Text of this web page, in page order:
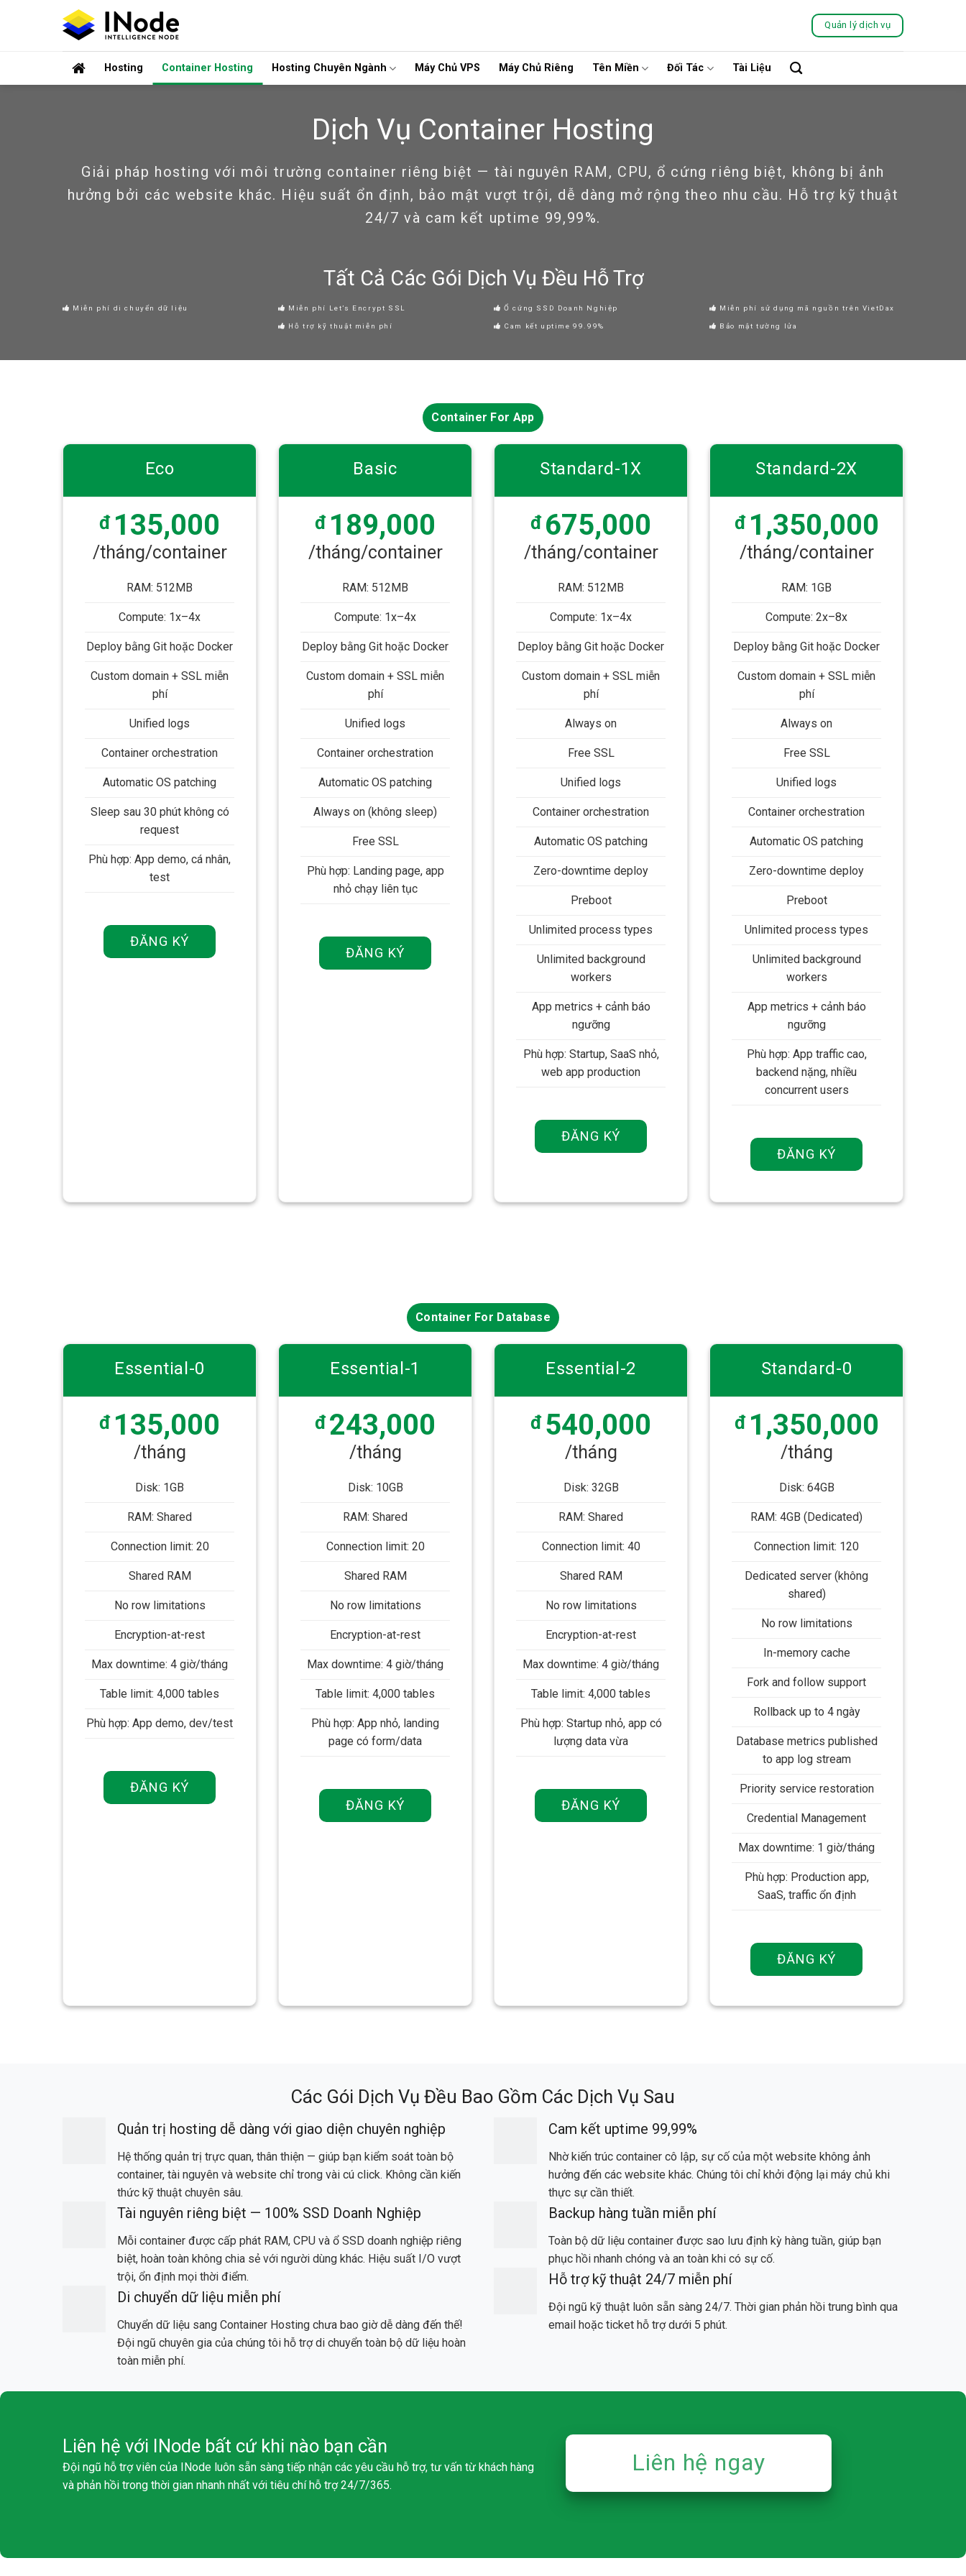
Quản lý dịch vụ
Hosting Container Hosting Hosting Chuyên Ngành Máy Chủ VPS Máy Chủ Riêng Tên Miền Đối Tác Tài Liệu
Dịch Vụ Container Hosting
Giải pháp hosting với môi trường container riêng biệt — tài nguyên RAM, CPU, ổ cứng riêng biệt, không bị ảnh
hưởng bởi các website khác. Hiệu suất ổn định, bảo mật vượt trội, dễ dàng mở rộng theo nhu cầu. Hỗ trợ kỹ thuật
24/7 và cam kết uptime 99,99%.
Tất Cả Các Gói Dịch Vụ Đều Hỗ Trợ
Miễn phí di chuyển dữ liệu Miễn phí Let’s Encrypt SSL
Hỗ trợ kỹ thuật miễn phí
Ổ cứng SSD Doanh Nghiệp
Cam kết uptime 99.99%
Miễn phí sử dụng mã nguồn trên VietDax
Bảo mật tường lửa
Container For App
Eco
đ 135,000
/tháng/container
RAM: 512MB
Compute: 1x–4x
Deploy bằng Git hoặc Docker
Custom domain + SSL miễn
phí
Unified logs
Container orchestration
Automatic OS patching
Sleep sau 30 phút không có
request
Phù hợp: App demo, cá nhân,
test
ĐĂNG KÝ
Basic
đ 189,000
/tháng/container
RAM: 512MB
Compute: 1x–4x
Deploy bằng Git hoặc Docker
Custom domain + SSL miễn
phí
Unified logs
Container orchestration
Automatic OS patching
Always on (không sleep)
Free SSL
Phù hợp: Landing page, app
nhỏ chạy liên tục
ĐĂNG KÝ
Standard-1X
đ 675,000
/tháng/container
RAM: 512MB
Compute: 1x–4x
Deploy bằng Git hoặc Docker
Custom domain + SSL miễn
phí
Always on
Free SSL
Unified logs
Container orchestration
Automatic OS patching
Zero-downtime deploy
Preboot
Unlimited process types
Unlimited background
workers
App metrics + cảnh báo
ngưỡng
Phù hợp: Startup, SaaS nhỏ,
web app production
ĐĂNG KÝ
Standard-2X
đ 1,350,000
/tháng/container
RAM: 1GB
Compute: 2x–8x
Deploy bằng Git hoặc Docker
Custom domain + SSL miễn
phí
Always on
Free SSL
Unified logs
Container orchestration
Automatic OS patching
Zero-downtime deploy
Preboot
Unlimited process types
Unlimited background
workers
App metrics + cảnh báo
ngưỡng
Phù hợp: App traffic cao,
backend nặng, nhiều
concurrent users
ĐĂNG KÝ
Container For Database
Essential-0
đ 135,000
/tháng
Disk: 1GB
RAM: Shared
Connection limit: 20
Shared RAM
No row limitations
Encryption-at-rest
Max downtime: 4 giờ/tháng
Table limit: 4,000 tables
Phù hợp: App demo, dev/test
ĐĂNG KÝ
Essential-1
đ243,000
/tháng
Disk: 10GB
RAM: Shared
Connection limit: 20
Shared RAM
No row limitations
Encryption-at-rest
Max downtime: 4 giờ/tháng
Table limit: 4,000 tables
Phù hợp: App nhỏ, landing
page có form/data
ĐĂNG KÝ
Essential-2
đ 540,000
/tháng
Disk: 32GB
RAM: Shared
Connection limit: 40
Shared RAM
No row limitations
Encryption-at-rest
Max downtime: 4 giờ/tháng
Table limit: 4,000 tables
Phù hợp: Startup nhỏ, app có
lượng data vừa
ĐĂNG KÝ
Standard-0
đ 1,350,000
/tháng
Disk: 64GB
RAM: 4GB (Dedicated)
Connection limit: 120
Dedicated server (không
shared)
No row limitations
In-memory cache
Fork and follow support
Rollback up to 4 ngày
Database metrics published
to app log stream
Priority service restoration
Credential Management
Max downtime: 1 giờ/tháng
Phù hợp: Production app,
SaaS, traffic ổn định
ĐĂNG KÝ
Các Gói Dịch Vụ Đều Bao Gồm Các Dịch Vụ Sau
Quản trị hosting dễ dàng với giao diện chuyên nghiệp
Hệ thống quản trị trực quan, thân thiện — giúp bạn kiểm soát toàn bộ
container, tài nguyên và website chỉ trong vài cú click. Không cần kiến
thức kỹ thuật chuyên sâu.
Tài nguyên riêng biệt — 100% SSD Doanh Nghiệp
Mỗi container được cấp phát RAM, CPU và ổ SSD doanh nghiệp riêng
biệt, hoàn toàn không chia sẻ với người dùng khác. Hiệu suất I/O vượt
trội, ổn định mọi thời điểm.
Di chuyển dữ liệu miễn phí
Chuyển dữ liệu sang Container Hosting chưa bao giờ dễ dàng đến thế!
Đội ngũ chuyên gia của chúng tôi hỗ trợ di chuyển toàn bộ dữ liệu hoàn
toàn miễn phí.
Cam kết uptime 99,99%
Nhờ kiến trúc container cô lập, sự cố của một website không ảnh
hưởng đến các website khác. Chúng tôi chỉ khởi động lại máy chủ khi
thực sự cần thiết.
Backup hàng tuần miễn phí
Toàn bộ dữ liệu container được sao lưu định kỳ hàng tuần, giúp bạn
phục hồi nhanh chóng và an toàn khi có sự cố.
Hỗ trợ kỹ thuật 24/7 miễn phí
Đội ngũ kỹ thuật luôn sẵn sàng 24/7. Thời gian phản hồi trung bình qua
email hoặc ticket hỗ trợ dưới 5 phút.
Liên hệ với INode bất cứ khi nào bạn cần
Đội ngũ hỗ trợ viên của INode luôn sẵn sàng tiếp nhận các yêu cầu hỗ trợ, tư vấn từ khách hàng
và phản hồi trong thời gian nhanh nhất với tiêu chí hỗ trợ 24/7/365.
Liên hệ ngay